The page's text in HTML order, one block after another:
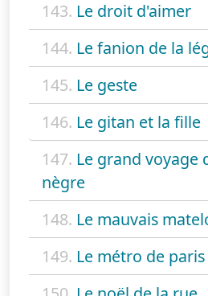
143. Le droit d'aimer
144. Le fanion de la
145. Le geste
146. Le gitan et la fille
147. Le grand voyage
nègre
148. Le mauvais
149. Le métro de paris